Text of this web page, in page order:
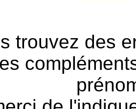
trouvez des